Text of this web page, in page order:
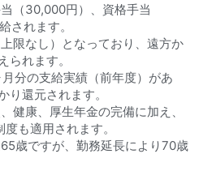
（30,000円）、資格手当
されます。
限なし）となっており、遠方か
られます。
分の支給実績（前年度）があ
り還元されます。
健康、厚生年金の完備に加え、
も適用されます。
歳ですが、勤務延長により70歳